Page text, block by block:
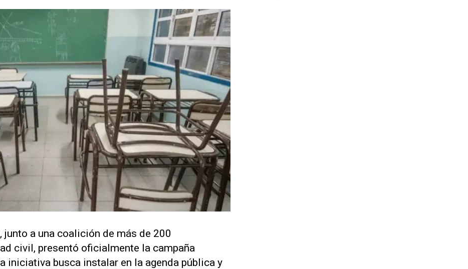
a una coalición de más de 200
civil, presentó oficialmente la campaña
iniciativa busca instalar en la agenda pública y